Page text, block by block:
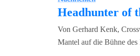
Headhunter of
Von Gerhard Kenk,
Mantel auf die Bühne